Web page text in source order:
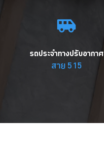
รถประจำทางปรับอากาศ
สาย 515